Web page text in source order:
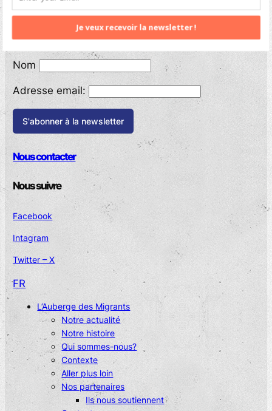
Nom
Adresse email:
Nous contacter
Nous suivre
Facebook
Intagram
Twitter – X
FR
L’Auberge des Migrants
Notre actualité
Notre histoire
Qui sommes-nous?
Contexte
Aller plus loin
Nos partenaires
Ils nous soutiennent
Je veux recevoir la newsletter !